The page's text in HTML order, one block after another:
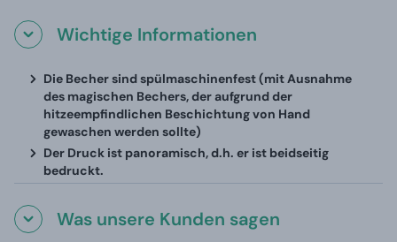
Wichtige Informationen
Die Becher sind spülmaschinenfest (mit Ausnahme
des magischen Bechers, der aufgrund der
hitzeempfindlichen Beschichtung von Hand
gewaschen werden sollte)
Der Druck ist panoramisch, d.h. er ist beidseitig
bedruckt.
Was unsere Kunden sagen